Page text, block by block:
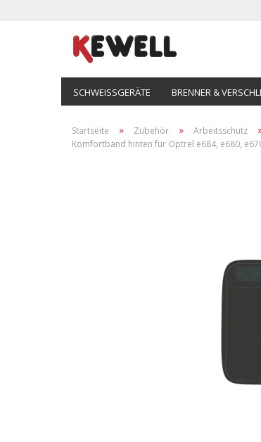
SCHWEISSGERÄTE BRENNER &
Startseite » Zubehör » Arbeitsschutz
Komfortband hinten für Optrel e684, e680,